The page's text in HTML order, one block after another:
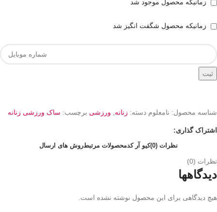
زمانیکه محصول موجود شد
زمانیکه محصول شگفت انگیز شد
ثبت
شناسه محصول: نامعلوم دسته: زنانه ورزشی برچسب: ساک ورزشی زنانه
اشتراک گذاری:
نظرات (0) کیو آر کدمحصولات مرتبطروش های ارسال
نظرات (0)
دیدگاهها
هیچ دیدگاهی برای این محصول نوشته نشده است.